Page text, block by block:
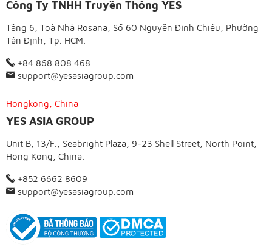
Công Ty TNHH Truyền Thông YES
Tầng 6, Toà Nhà Rosana, Số 60 Nguyễn Đình Chiểu, Phường
Tân Định, Tp. HCM.
+84 868 808 468
support@yesasiagroup.com
Hongkong, China
YES ASIA GROUP
Unit B, 13/F., Seabright Plaza, 9-23 Shell Street, North Point,
Hong Kong, China.
+852 6662 8609
support@yesasiagroup.com